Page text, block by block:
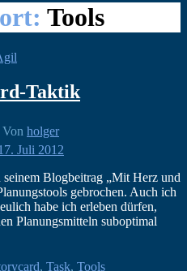
Tools
Kategorien
Taktik
Von holger
Juli 2012
Blogbeitrag „Mit Herz und
gebrochen. Auch ich
habe ich erleben dürfen,
Planungsmitteln suboptimal
, Task, Tools